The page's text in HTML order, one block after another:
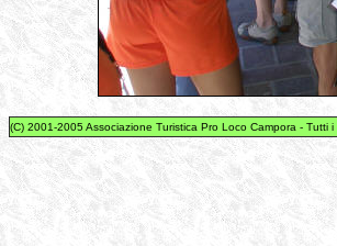
(C) 2001-2005 Associazione Turistica Pro Loco Campora - Tutti i